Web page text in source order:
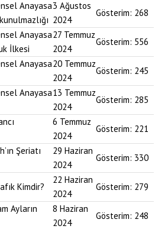
Anayasa3 Ağustos
2024
Gösterim: 268
Anayasa
İlkesi
27 Temmuz
2024
Gösterim: 556
Anayasa20 Temmuz
2024
Gösterim: 245
Anayasa13 Temmuz
2024
Gösterim: 285
6 Temmuz
2024
Gösterim: 221
Şeriatı
29 Haziran
2024
Gösterim: 330
Kimdir?
22 Haziran
2024
Gösterim: 279
Ayların
8 Haziran
2024
Gösterim: 248